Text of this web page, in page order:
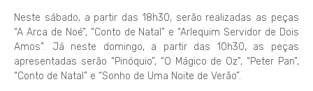
Neste sábado, a partir das 18h30, serão realizadas as peças
“A Arca de Noé”, “Conto de Natal” e “Arlequim Servidor de Dois
Amos”. Já neste domingo, a partir das 10h30, as peças
apresentadas serão “Pinóquio”, “O Mágico de Oz”, “Peter Pan”,
“Conto de Natal” e “Sonho de Uma Noite de Verão”.